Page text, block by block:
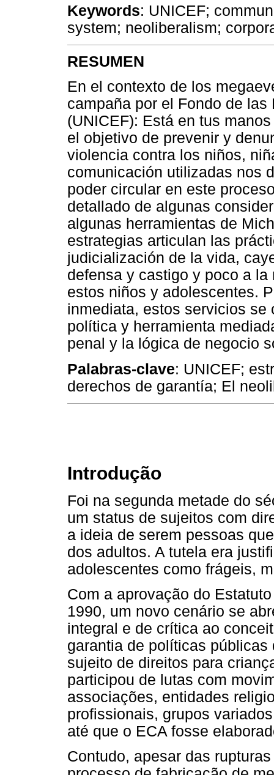
Keywords: UNICEF;
system; neoliberalism;
RESUMEN
En el contexto de los
campaña por el Fondo de
(UNICEF): Está en tus
el objetivo de prevenir y
violencia contra los niños,
comunicación utilizadas nos
poder circular en este
detallado de algunas
algunas herramientas de
estrategias articulan las
judicialización de la vida,
defensa y castigo y poco a
estos niños y adolescentes.
inmediata, estos servicios se
política y herramienta
penal y la lógica de negocio
Palabras-clave: UNICEF;
derechos de garantía; El
Introdução
Foi na segunda metade do
um status de sujeitos com
a ideia de serem pessoas
dos adultos. A tutela era
adolescentes como frágeis,
Com a aprovação do
1990, um novo cenário se
integral e de crítica ao
garantia de políticas
sujeito de direitos para
participou de lutas com
associações, entidades
profissionais, grupos
até que o ECA fosse
Contudo, apesar das